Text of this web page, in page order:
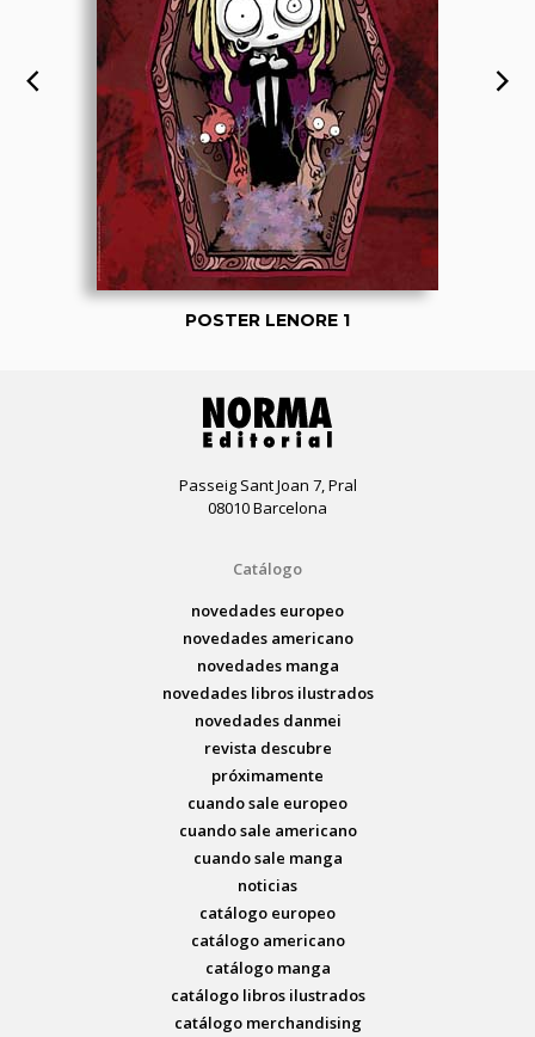
POSTER LENORE 1
Passeig Sant Joan 7, Pral
08010 Barcelona
Catálogo
novedades europeo
novedades americano
novedades manga
novedades libros ilustrados
novedades danmei
revista descubre
próximamente
cuando sale europeo
cuando sale americano
cuando sale manga
noticias
catálogo europeo
catálogo americano
catálogo manga
catálogo libros ilustrados
catálogo merchandising